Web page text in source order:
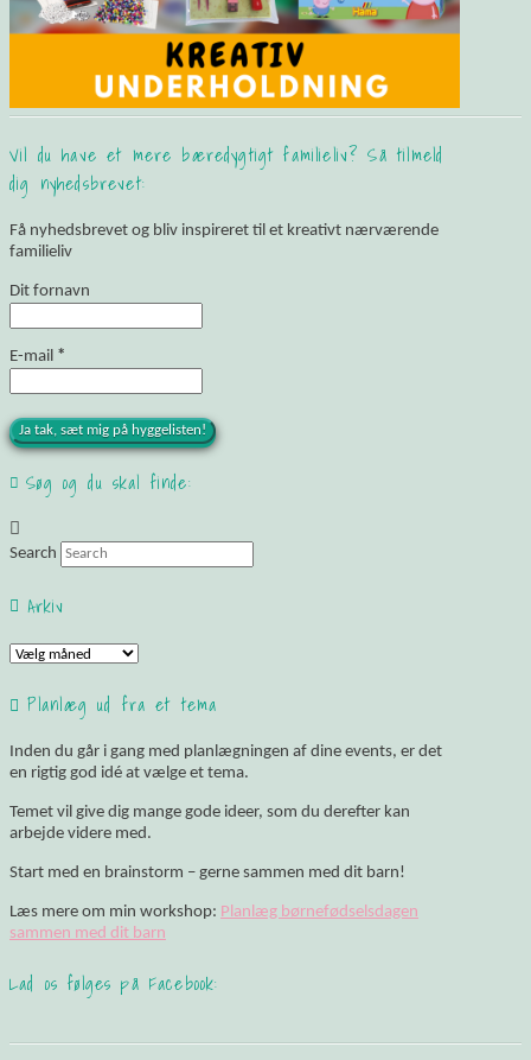
Vil du have et mere bæredygtigt familieliv? Så tilmeld
dig nyhedsbrevet:
Få nyhedsbrevet og bliv inspireret til et kreativt nærværende
familieliv
Dit fornavn
E-mail *
Søg og du skal finde:
Search
Arkiv
Arkiv
Planlæg ud fra et tema
Inden du går i gang med planlægningen af dine events, er det
en rigtig god idé at vælge et tema.
Temet vil give dig mange gode ideer, som du derefter kan
arbejde videre med.
Start med en brainstorm – gerne sammen med dit barn!
Læs mere om min workshop: Planlæg børnefødselsdagen
sammen med dit barn
Lad os følges på Facebook: